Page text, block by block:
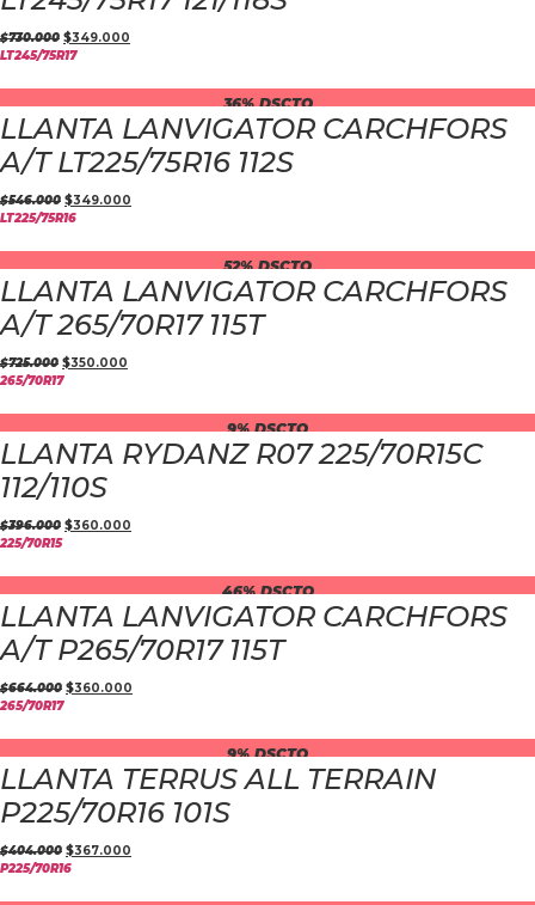
$730.000 $349.000
LT245/75R17
36% DSCTO
LLANTA LANVIGATOR CARCHFORS
A/T LT225/75R16 112S
$546.000 $349.000
LT225/75R16
52% DSCTO
LLANTA LANVIGATOR CARCHFORS
A/T 265/70R17 115T
$725.000 $350.000
265/70R17
9% DSCTO
LLANTA RYDANZ R07 225/70R15C
112/110S
$396.000 $360.000
225/70R15
46% DSCTO
LLANTA LANVIGATOR CARCHFORS
A/T P265/70R17 115T
$664.000 $360.000
265/70R17
9% DSCTO
LLANTA TERRUS ALL TERRAIN
P225/70R16 101S
$404.000 $367.000
P225/70R16